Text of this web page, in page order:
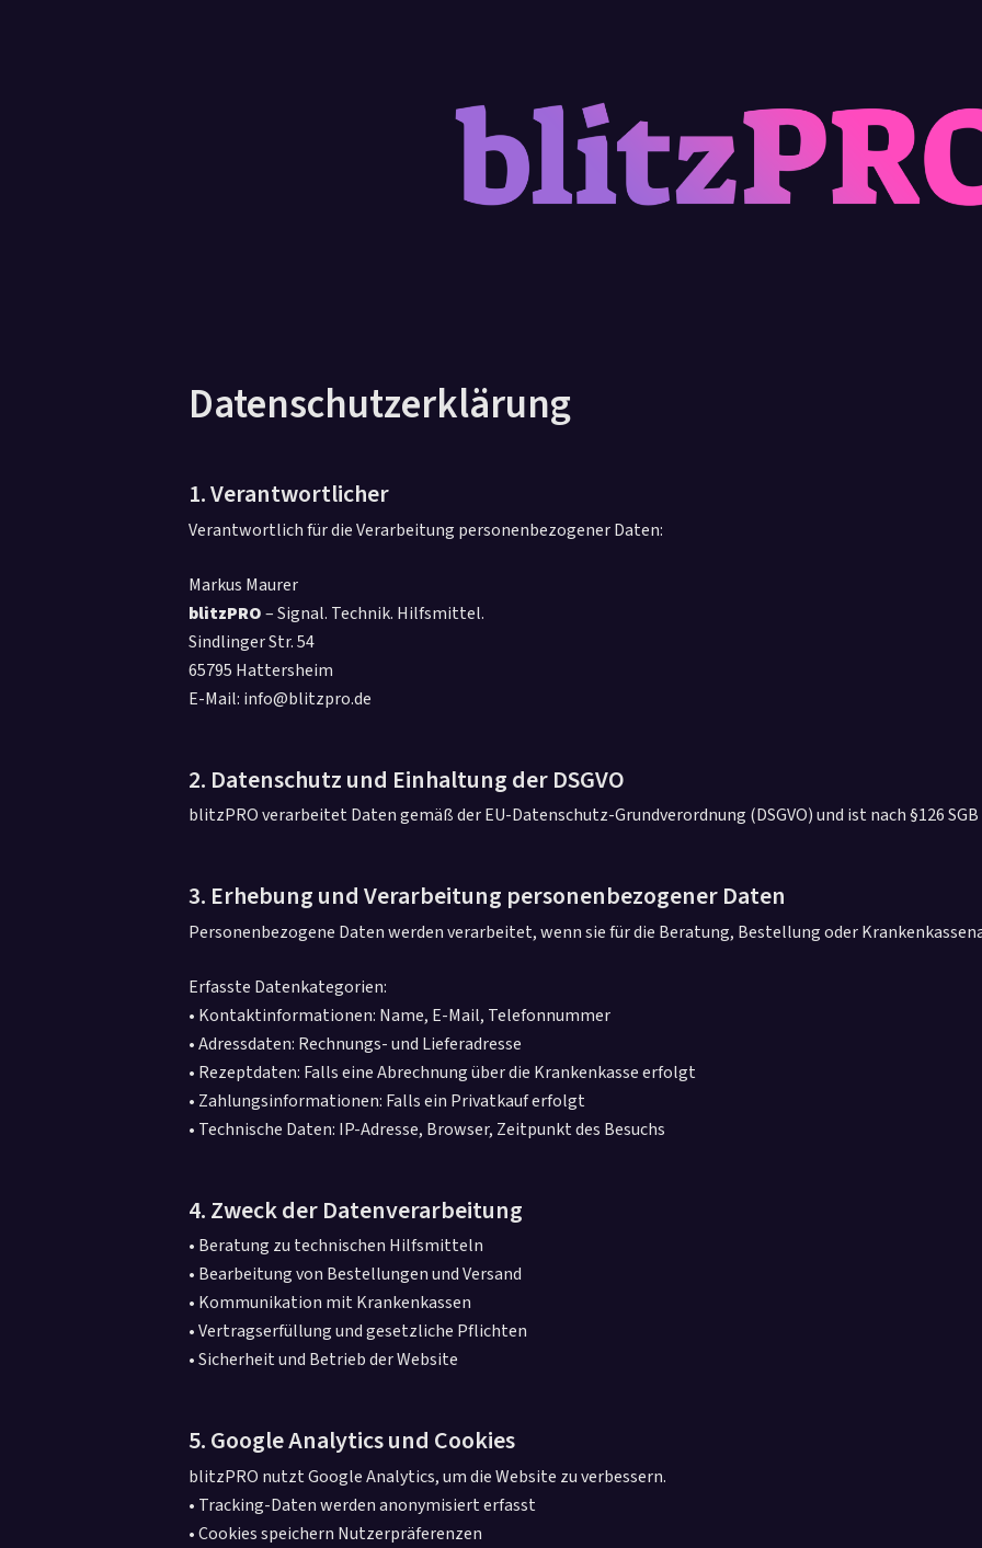
Datenschutzerklärung
1. Verantwortlicher
Verantwortlich für die Verarbeitung personenbezogener Daten:
Markus Maurer
blitzPRO– Signal. Technik. Hilfsmittel.
Sindlinger Str. 54
65795 Hattersheim
E-Mail: info@blitzpro.de
2. Datenschutz und Einhaltung der DSGVO
blitzPRO verarbeitet Daten gemäß der EU-Datenschutz-Grundverordnung (DSGVO) und ist nach §126
3. Erhebung und Verarbeitung personenbezogener Daten
Personenbezogene Daten werden verarbeitet, wenn sie für die Beratung, Bestellung oder
Erfasste Datenkategorien:
• Kontaktinformationen: Name, E-Mail, Telefonnummer
• Adressdaten: Rechnungs- und Lieferadresse
• Rezeptdaten: Falls eine Abrechnung über die Krankenkasse erfolgt
• Zahlungsinformationen: Falls ein Privatkauf erfolgt
• Technische Daten: IP-Adresse, Browser, Zeitpunkt des Besuchs
4. Zweck der Datenverarbeitung
• Beratung zu technischen Hilfsmitteln
• Bearbeitung von Bestellungen und Versand
• Kommunikation mit Krankenkassen
• Vertragserfüllung und gesetzliche Pflichten
• Sicherheit und Betrieb der Website
5. Google Analytics und Cookies
blitzPRO nutzt Google Analytics, um die Website zu verbessern.
• Tracking-Daten werden anonymisiert erfasst
• Cookies speichern Nutzerpräferenzen